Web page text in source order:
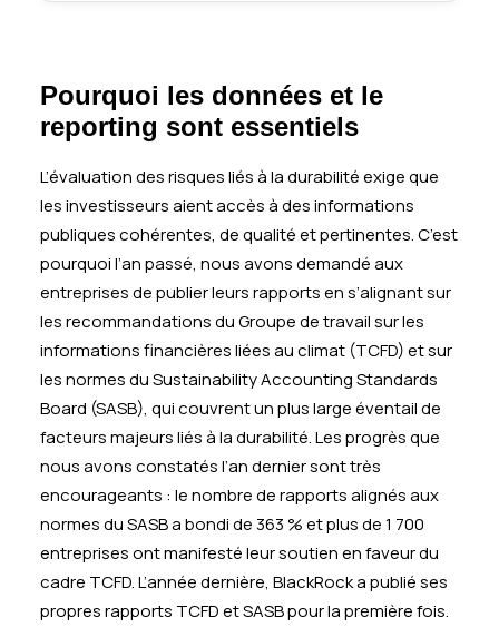
Pourquoi les données et le
reporting sont essentiels
L’évaluation des risques liés à la durabilité exige que
les investisseurs aient accès à des informations
publiques cohérentes, de qualité et pertinentes. C’est
pourquoi l’an passé, nous avons demandé aux
entreprises de publier leurs rapports en s’alignant sur
les recommandations du Groupe de travail sur les
informations financières liées au climat (TCFD) et sur
les normes du Sustainability Accounting Standards
Board (SASB), qui couvrent un plus large éventail de
facteurs majeurs liés à la durabilité. Les progrès que
nous avons constatés l’an dernier sont très
encourageants : le nombre de rapports alignés aux
normes du SASB a bondi de 363 % et plus de 1 700
entreprises ont manifesté leur soutien en faveur du
cadre TCFD. L’année dernière, BlackRock a publié ses
propres rapports TCFD et SASB pour la première fois.